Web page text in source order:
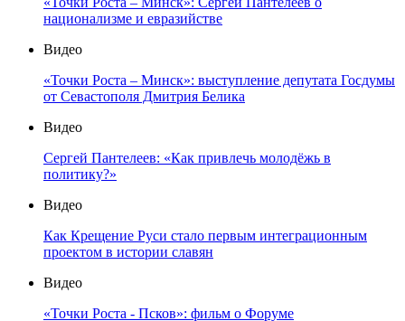
национализме и евразийстве
Видео
«Точки Роста – Минск»: выступление депутата Госдумы
от Севастополя Дмитрия Белика
Видео
Сергей Пантелеев: «Как привлечь молодёжь в
политику?»
Видео
Как Крещение Руси стало первым интеграционным
проектом в истории славян
Видео
«Точки Роста - Псков»: фильм о Форуме